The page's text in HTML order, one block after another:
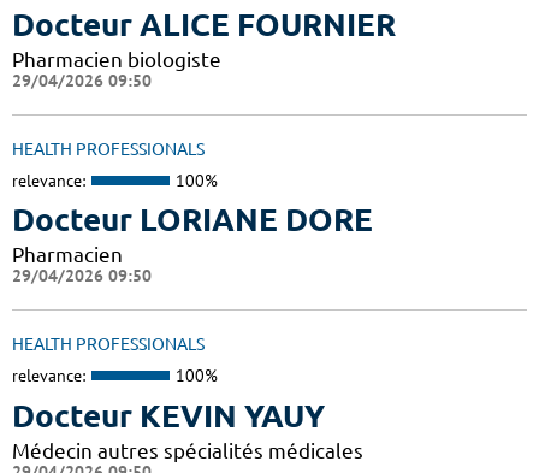
Docteur ALICE FOURNIER
Pharmacien biologiste
29/04/2026 09:50
HEALTH PROFESSIONALS
relevance: 100%
Docteur LORIANE DORE
Pharmacien
29/04/2026 09:50
HEALTH PROFESSIONALS
relevance: 100%
Docteur KEVIN YAUY
Médecin autres spécialités médicales